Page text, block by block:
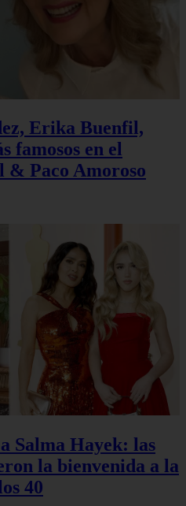
Erika Buenfil,
famosos en el
& Paco Amoroso
Salma Hayek: las
la bienvenida a la
40